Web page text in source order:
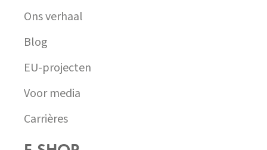
Ons verhaal
Blog
EU-projecten
Voor media
Carrières